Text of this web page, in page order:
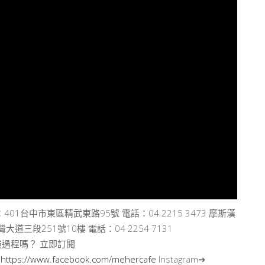
401台中市東區精武東路95號 電話：04 2215 3473 摩斯漢
大道三段251號10樓 電話：04 2254 7131
程嗎？ 立即訂閱
https://www.facebook.com/mehercafe Instagram➔